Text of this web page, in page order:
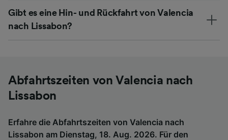
Gibt es eine Hin- und Rückfahrt von Valencia
nach Lissabon?
Abfahrtszeiten von Valencia nach
Lissabon
Erfahre die Abfahrtszeiten von Valencia nach
Lissabon am Dienstag, 18. Aug. 2026. Für den